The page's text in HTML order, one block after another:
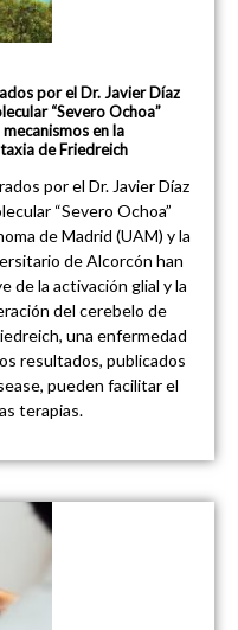
por el Dr. Javier Díaz
“Severo Ochoa”
en la
de Friedreich
por el Dr. Javier Díaz
“Severo Ochoa”
de Madrid (UAM) y la
de Alcorcón han
de la activación glial y la
del cerebelo de
una enfermedad
resultados, publicados
pueden facilitar el
terapias.